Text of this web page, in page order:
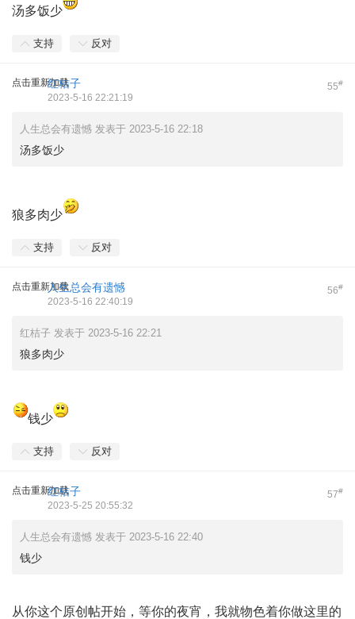
汤多饭少
支持 反对
点击重新加载 55#
红桔子
2023-5-16 22:21:19
人生总会有遗憾 发表于 2023-5-16 22:18
汤多饭少
狼多肉少
支持 反对
点击重新加载 56#
人生总会有遗憾
2023-5-16 22:40:19
红桔子 发表于 2023-5-16 22:21
狼多肉少
钱少
支持 反对
点击重新加载 57#
红桔子
2023-5-25 20:55:32
人生总会有遗憾 发表于 2023-5-16 22:40
钱少
从你这个原创帖开始，等你的夜宵，我就物色着你做这里的